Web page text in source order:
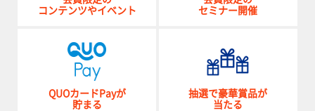
コンテンツやイベント
セミナー開催
QUOカードPayが
貯まる
抽選で豪華賞品が
当たる